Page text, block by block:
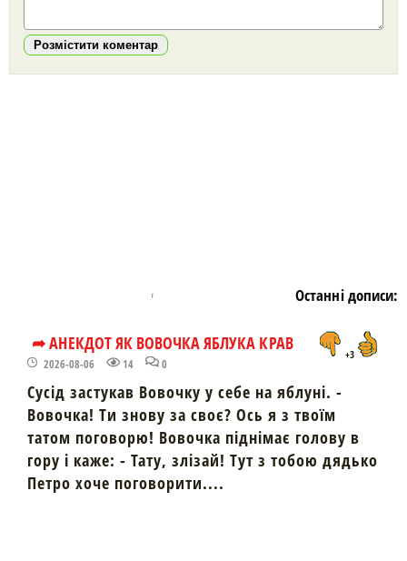
Розмістити коментар
Останні дописи:
➦ АНЕКДОТ ЯК ВОВОЧКА ЯБЛУКА КРАВ
2026-08-06 14 0
+3
Сусід застукав Вовочку у себе на яблуні. -
Вовочка! Ти знову за своє? Ось я з твоїм
татом поговорю! Вовочка піднімає голову в
гору і каже: - Тату, злізай! Тут з тобою дядько
Петро хоче поговорити....